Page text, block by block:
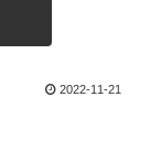
2022-11-21